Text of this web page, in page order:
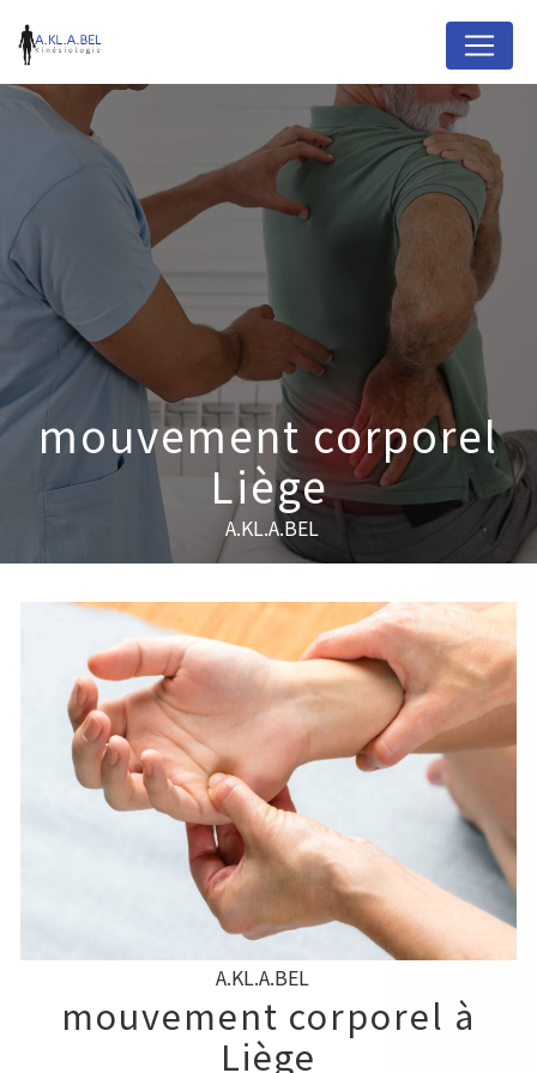
mouvement corporel
Liège
A.KL.A.BEL
A.KL.A.BEL
mouvement corporel à
Liège